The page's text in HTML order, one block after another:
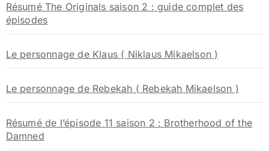
Résumé The Originals saison 2 : guide complet des
épisodes
Le personnage de Klaus ( Niklaus Mikaelson )
Le personnage de Rebekah ( Rebekah Mikaelson )
Résumé de l’épisode 11 saison 2 : Brotherhood of the
Damned